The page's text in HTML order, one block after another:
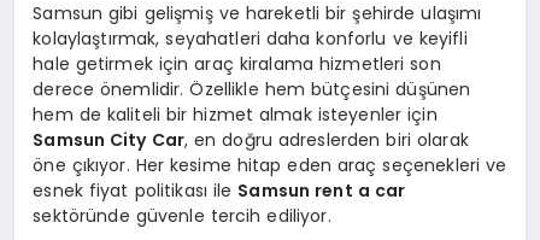
Samsun gibi gelişmiş ve hareketli bir şehirde ulaşımı
kolaylaştırmak, seyahatleri daha konforlu ve keyifli
hale getirmek için araç kiralama hizmetleri son
derece önemlidir. Özellikle hem bütçesini düşünen
hem de kaliteli bir hizmet almak isteyenler için
Samsun City Car, en doğru adreslerden biri olarak
öne çıkıyor. Her kesime hitap eden araç seçenekleri ve
esnek fiyat politikası ile Samsun rent a car
sektöründe güvenle tercih ediliyor.